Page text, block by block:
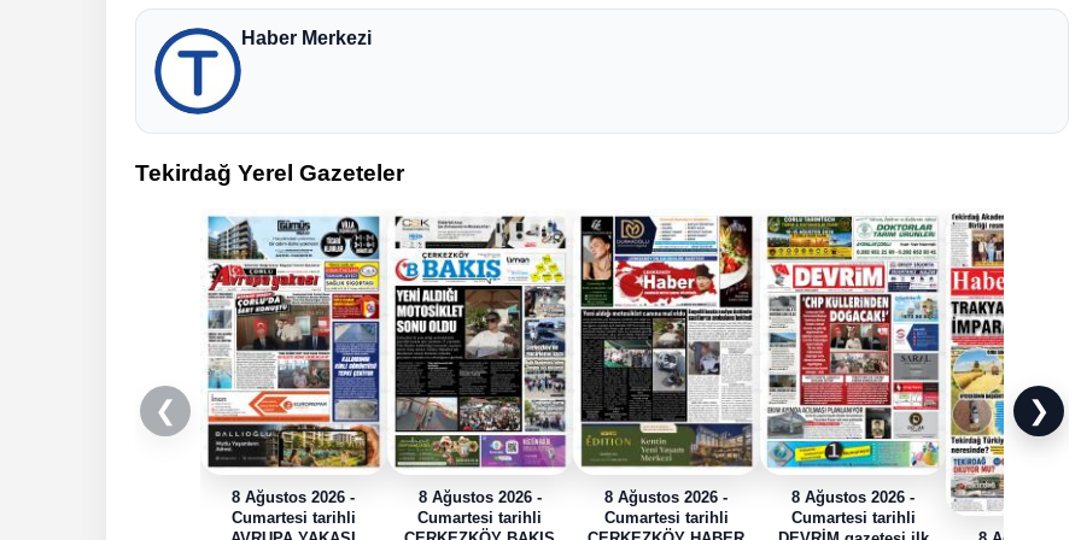
Haber Merkezi
Tekirdağ Yerel Gazeteler
❮
8 Ağustos 2026 -
Cumartesi tarihli
8 Ağustos 2026 -
Cumartesi tarihli
8 Ağustos 2026 -
Cumartesi tarihli
8 Ağustos 2026 -
Cumartesi tarihli
❯